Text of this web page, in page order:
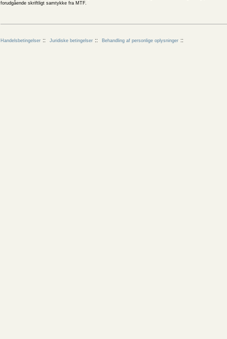
forudgående skriftligt samtykke fra MTF.
Handelsbetingelser Juridiske betingelser Behandling af personlige oplysninger